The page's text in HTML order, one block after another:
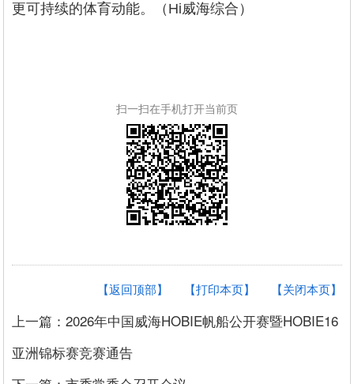
更可持续的体育动能。（Hi威海综合）
扫一扫在手机打开当前页
【关闭本页】
【打印本页】
【返回顶部】
上一篇：2026年中国威海HOBIE帆船公开赛暨HOBIE16
亚洲锦标赛竞赛通告